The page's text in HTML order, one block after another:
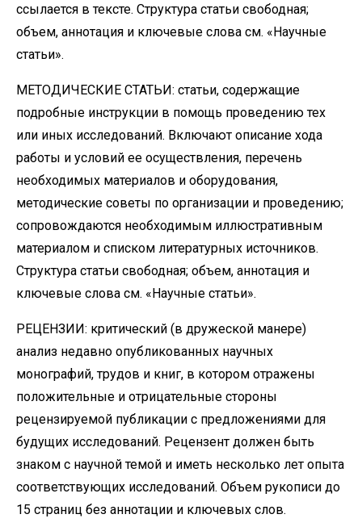
ссылается в тексте. Структура статьи свободная;
объем, аннотация и ключевые слова см. «Научные
статьи».
МЕТОДИЧЕСКИЕ СТАТЬИ: статьи, содержащие
подробные инструкции в помощь проведению тех
или иных исследований. Включают описание хода
работы и условий ее осуществления, перечень
необходимых материалов и оборудования,
методические советы по организации и проведению;
сопровождаются необходимым иллюстративным
материалом и списком литературных источников.
Структура статьи свободная; объем, аннотация и
ключевые слова см. «Научные статьи».
РЕЦЕНЗИИ: критический (в дружеской манере)
анализ недавно опубликованных научных
монографий, трудов и книг, в котором отражены
положительные и отрицательные стороны
рецензируемой публикации с предложениями для
будущих исследований. Рецензент должен быть
знаком с научной темой и иметь несколько лет опыта
соответствующих исследований. Объем рукописи до
15 страниц без аннотации и ключевых слов.